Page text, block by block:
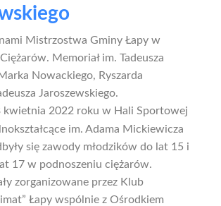
Mistrzostwa Gminy Łapy w
Memoriał im. Tadeusza
Nowackiego, Ryszarda
Jaroszewskiego.
kwietnia 2022 roku w Hali Sportowej
im. Adama Mickiewicza
się zawody młodzików do lat 15 i
17 w podnoszeniu ciężarów.
zorganizowane przez Klub
Łapy wspólnie z Ośrodkiem